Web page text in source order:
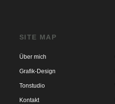
SITE MAP
Über mich
Grafik-Design
Tonstudio
Kontakt